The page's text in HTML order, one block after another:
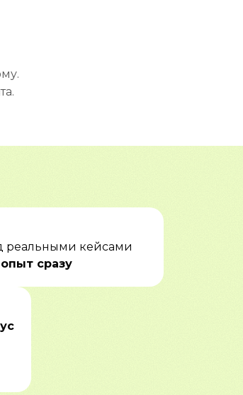
реальными кейсами
сразу